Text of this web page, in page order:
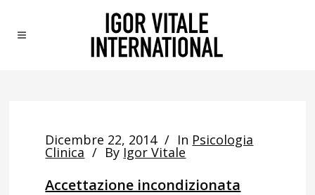
Dicembre 22, 2014 In Psicologia
Clinica By Igor Vitale
Accettazione incondizionata